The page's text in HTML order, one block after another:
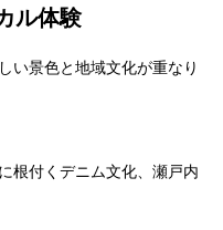
ル体験
い景色と地域文化が重なり
根付くデニム文化、瀬戸内